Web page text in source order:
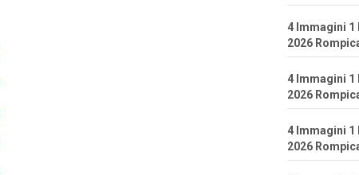
4 Immagini 1
2026
4 Immagini 1
2026
4 Immagini 1
2026